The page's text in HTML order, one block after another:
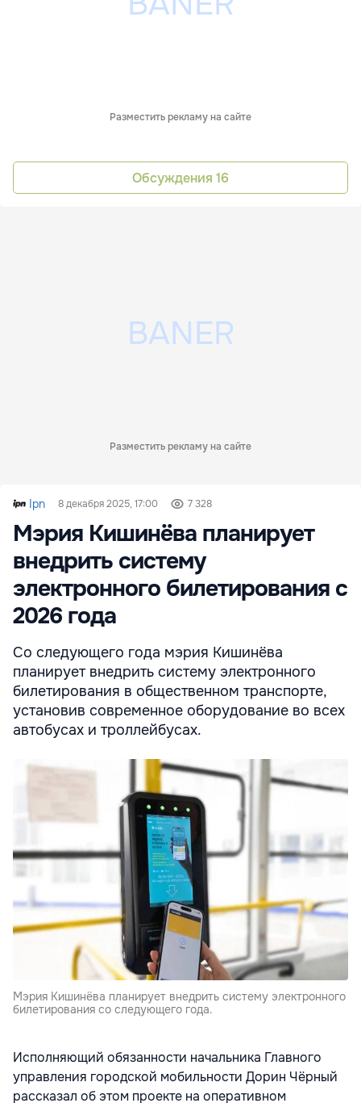
Разместить рекламу на сайте
Обсуждения 16
Разместить рекламу на сайте
Ipn 8 декабря 2025, 17:00 7 328
Мэрия Кишинёва планирует
внедрить систему
электронного билетирования с
2026 года
Со следующего года мэрия Кишинёва
планирует внедрить систему электронного
билетирования в общественном транспорте,
установив современное оборудование во всех
автобусах и троллейбусах.
Мэрия Кишинёва планирует внедрить систему электронного
билетирования со следующего года.
Исполняющий обязанности начальника Главного
управления городской мобильности Дорин Чёрный
рассказал об этом проекте на оперативном